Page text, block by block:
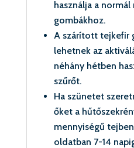
használja a
gombákhoz.
A szárított tejkefir
lehetnek az
néhány hétben
szűrőt.
Ha szünetet
őket a
mennyiségű
oldatban 7-14